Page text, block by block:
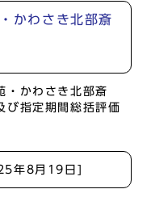
かわさき北部斎
・かわさき北部斎
び指定期間総括評価
年8月19日]